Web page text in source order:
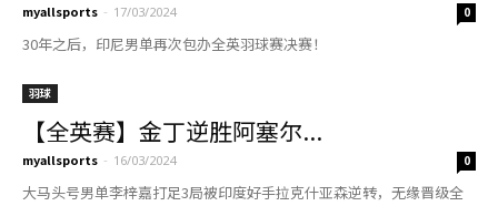
myallsports - 17/03/2024 0
30年之后，印尼男单再次包办全英羽球赛决赛！
羽球
【全英赛】金丁逆胜阿塞尔...
myallsports - 16/03/2024 0
大马头号男单李梓嘉打足3局被印度好手拉克什亚森逆转，无缘晋级全